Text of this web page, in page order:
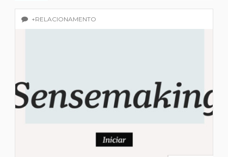
+RELACIONAMENTO